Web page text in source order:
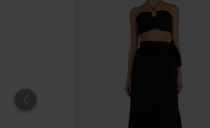
Föregående